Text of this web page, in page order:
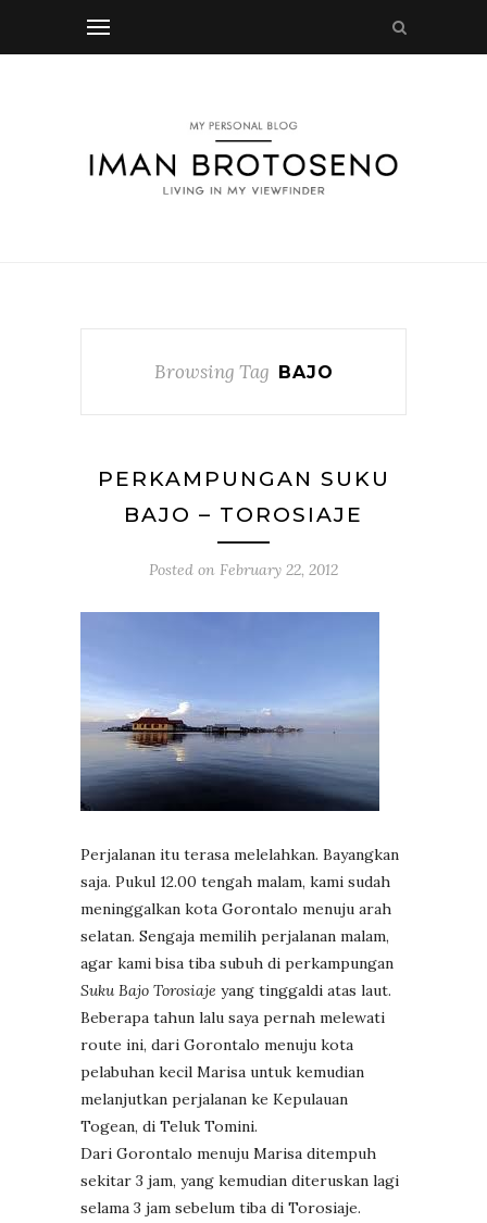
Browsing Tag BAJO
PERKAMPUNGAN SUKU
BAJO – TOROSIAJE
Posted on February 22, 2012
Perjalanan itu terasa melelahkan. Bayangkan
saja. Pukul 12.00 tengah malam, kami sudah
meninggalkan kota Gorontalo menuju arah
selatan. Sengaja memilih perjalanan malam,
agar kami bisa tiba subuh di perkampungan
Suku Bajo Torosiaje yang tinggaldi atas laut.
Beberapa tahun lalu saya pernah melewati
route ini, dari Gorontalo menuju kota
pelabuhan kecil Marisa untuk kemudian
melanjutkan perjalanan ke Kepulauan
Togean, di Teluk Tomini.
Dari Gorontalo menuju Marisa ditempuh
sekitar 3 jam, yang kemudian diteruskan lagi
selama 3 jam sebelum tiba di Torosiaje.